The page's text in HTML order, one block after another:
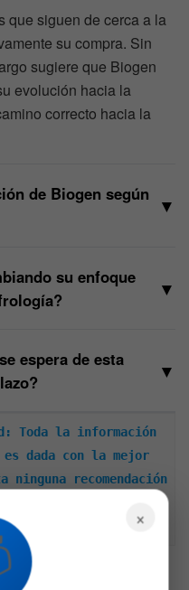
que siguen de cerca a la
su compra. Sin
sugiere que Biogen
evolución hacia la
correcto hacia la
de Biogen según
▼
su enfoque
▼
espera de esta
▼
Toda la información
dada con la mejor
recomendación
propia investigación.
Wells Fargo
×